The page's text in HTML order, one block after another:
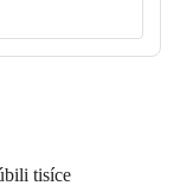
tisíce